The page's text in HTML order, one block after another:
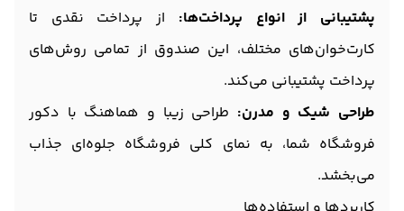
پشتیبانی از انواع پرداخت‌ها: از پرداخت نقدی تا
کارت‌خوان‌های مختلف، این صندوق از تمامی روش‌های
پرداخت پشتیبانی می‌کند.
طراحی شیک و مدرن: طراحی زیبا و هماهنگ با دکور
فروشگاه شما، به نمای کلی فروشگاه جلوه‌ای جذاب
می‌بخشد.